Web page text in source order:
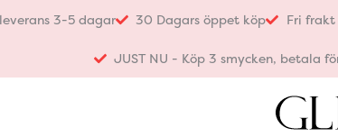
3-5 dagar 30 Dagars öppet köp Fri
JUST NU - Köp 3 smycken, betala